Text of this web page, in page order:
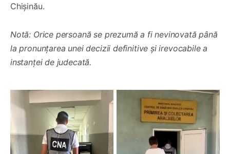
Chișinău.
Notă: Orice persoană se prezumă a fi nevinovată până
la pronunțarea unei decizii definitive şi irevocabile a
instanței de judecată.